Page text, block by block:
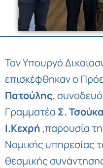
Τον Υπουργό
επισκέφθηκαν ο
Πατούλης,
Γραμματέα Σ.
Ι.Κεχρή ,παρουσία
Νομικής υπηρεσίας
θεσμικής